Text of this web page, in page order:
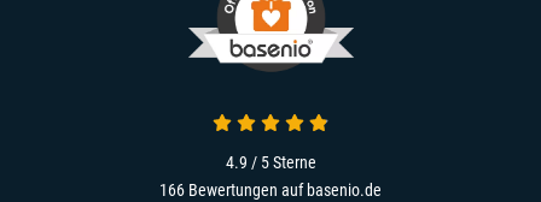
4.9 von 5
4.9 / 5Sterne
166 Bewertungen auf basenio.de